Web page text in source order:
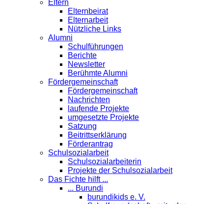
Eltern
Elternbeirat
Elternarbeit
Nützliche Links
Alumni
Schulführungen
Berichte
Newsletter
Berühmte Alumni
Förder­gemeinschaft
Fördergemeinschaft
Nachrichten
laufende Projekte
umgesetzte Projekte
Satzung
Beitrittserklärung
Förderantrag
Schul­sozialarbeit
Schulsozialarbeiterin
Projekte der Schulsozialarbeit
Das Fichte hilft ...
... Burundi
burundikids e. V.